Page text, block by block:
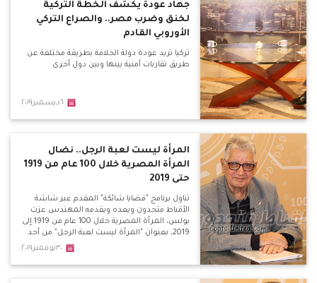
جهاد عودة يكشف الخطة التركية
لخنق وضرب مصر.. والصراع التركي
الأوروبي القادم
تركيا تريد عودة دولة الخلافة بطريقة مختلفة عن
طريق تقاربات أمنية بينها وبين دول أخرى
٦ديسمبر٢٠١٩
المرأة ليست لعبة الرجل.. نضال
المرأة المصرية خلال 100 عام من 1919
حتى 2019
تناول برنامج "قضايا شائكة" المقدم عبر شاشة
الأقباط متحدون ويعده ويقدمه المهندس عزت
بولس، المرأة المصرية خلال 100 عام من 1919 إلى
2019، بعنوان "المرأة ليست لعبة الرجل" من أحد
مؤلفات الكاتب والمفكر الراحل سلامه موسى.
٣٠نوفمبر٢٠١٩